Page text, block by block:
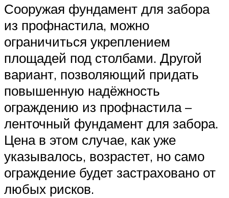
Сооружая фундамент для забора
из профнастила, можно
ограничиться укреплением
площадей под столбами. Другой
вариант, позволяющий придать
повышенную надёжность
ограждению из профнастила –
ленточный фундамент для забора.
Цена в этом случае, как уже
указывалось, возрастет, но само
ограждение будет застраховано от
любых рисков.